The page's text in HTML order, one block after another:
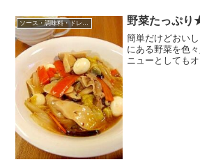
野菜たっぷり
簡単だけどおい
にある野菜を色
ニューとしても